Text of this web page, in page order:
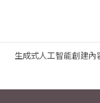
生成式人工智能創建內